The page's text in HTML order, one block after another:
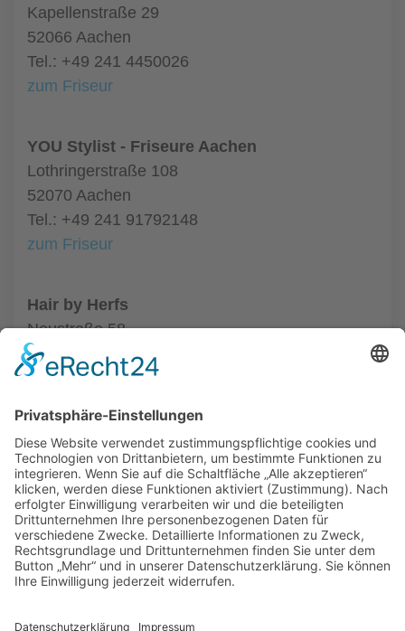
Kapellenstraße 29
52066 Aachen
Tel.: +49 241 4450026
zum Friseur
YOU Stylist - Friseure Aachen
Lothringerstraße 108
52070 Aachen
Tel.: +49 241 91792148
zum Friseur
Hair by Herfs
Neustraße 58
52066 Aachen
Tel.: +49 241 63342
ALLGEMEIN
FRISEURE